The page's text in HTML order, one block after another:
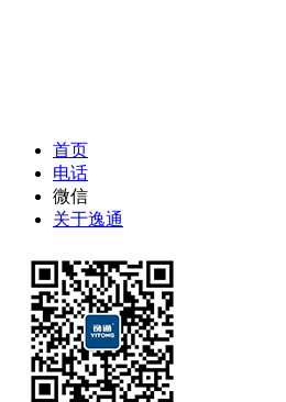
首页
电话
微信
关于逸通